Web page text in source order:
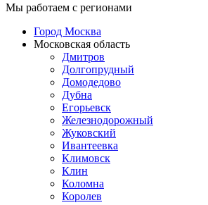
Мы работаем с регионами
Город Москва
Московская область
Дмитров
Долгопрудный
Домодедово
Дубна
Егорьевск
Железнодорожный
Жуковский
Ивантеевка
Климовск
Клин
Коломна
Королев